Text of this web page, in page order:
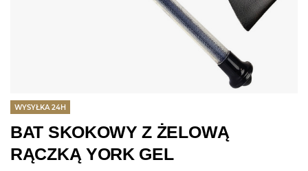
BAT SKOKOWY Z ŻELOWĄ
RĄCZKĄ YORK GEL
WYSYŁKA 24H